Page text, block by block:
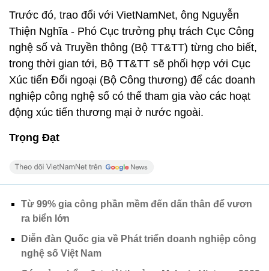
Trước đó, trao đổi với VietNamNet, ông Nguyễn
Thiện Nghĩa - Phó Cục trưởng phụ trách Cục Công
nghệ số và Truyền thông (Bộ TT&TT) từng cho biết,
trong thời gian tới, Bộ TT&TT sẽ phối hợp với Cục
Xúc tiến Đối ngoại (Bộ Công thương) để các doanh
nghiệp công nghệ số có thể tham gia vào các hoạt
động xúc tiến thương mại ở nước ngoài.
Trọng Đạt
Từ 99% gia công phần mềm đến dấn thân để vươn
ra biển lớn
Diễn đàn Quốc gia về Phát triển doanh nghiệp công
nghệ số Việt Nam